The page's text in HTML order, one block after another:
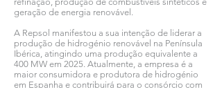
geração de energia renovável.
A Repsol manifestou a sua intenção de liderar a
produção de hidrogénio renovável na Península
Ibérica, atingindo uma produção equivalente a
400 MW em 2025. Atualmente, a empresa é a
maior consumidora e produtora de hidrogénio
em Espanha e contribuirá para o consórcio com